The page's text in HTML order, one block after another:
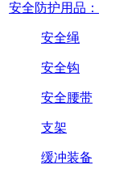
安全防护用品：
安全绳
安全钩
安全腰带
支架
缓冲装备